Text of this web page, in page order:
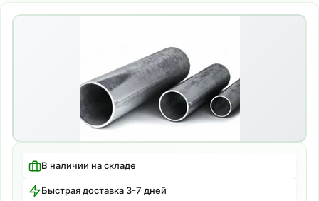
В наличии на складе
Быстрая доставка 3-7 дней